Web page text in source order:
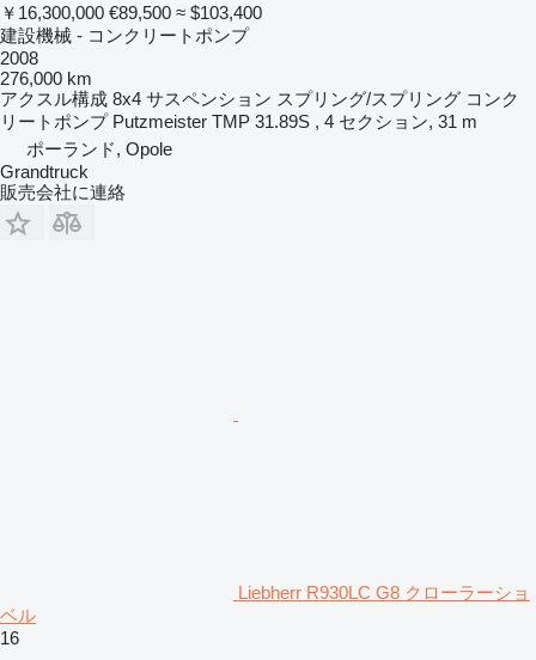
￥16,300,000 €89,500 ≈ $103,400
建設機械 - コンクリートポンプ
2008
276,000 km
アクスル構成 8x4 サスペンション スプリング/スプリング コンク
リートポンプ Putzmeister TMP 31.89S , 4 セクション, 31 m
ポーランド, Opole
Grandtruck
販売会社に連絡
Liebherr R930LC G8 クローラーショ
ベル
16